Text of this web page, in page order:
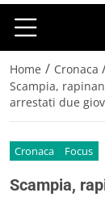
Home / Cronaca
Scampia,
arrestati due
Cronaca Focus
Scampia,